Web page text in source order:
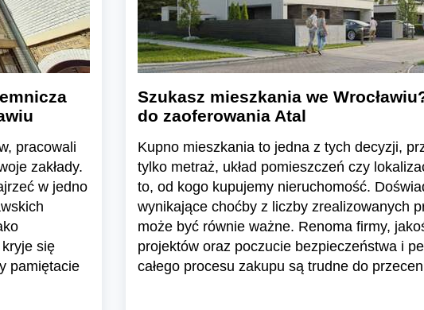
pracowali
zakłady.
w jedno
kryje się
pamiętacie
Szukasz mieszkania we
do zaoferowania Atal
Kupno mieszkania to jedna z tych decyzji,
tylko metraż, układ pomieszczeń czy
to, od kogo kupujemy nieruchomość.
wynikające choćby z liczby zrealizowanych
może być równie ważne. Renoma firmy,
projektów oraz poczucie bezpieczeństwa i
całego procesu zakupu są trudne do